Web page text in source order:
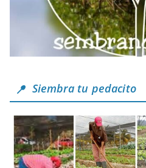
Siembra tu pedacito